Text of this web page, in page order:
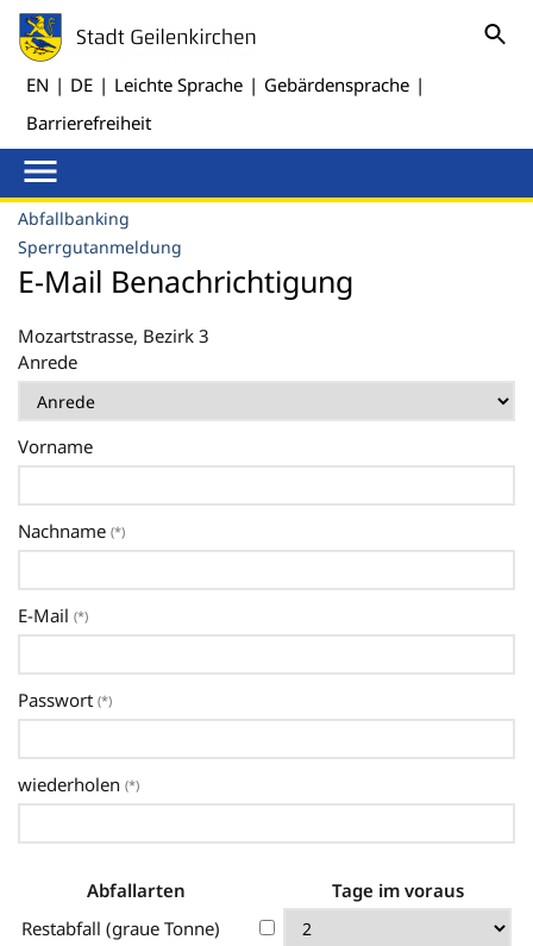
EN | DE | Leichte Sprache | Gebärdensprache |
Barrierefreiheit
Abfallbanking
Sperrgutanmeldung
E-Mail Benachrichtigung
Mozartstrasse, Bezirk 3
Anrede
Vorname
Nachname (*)
E-Mail (*)
Passwort (*)
wiederholen (*)
Abfallarten
Tage im voraus
Restabfall (graue Tonne)